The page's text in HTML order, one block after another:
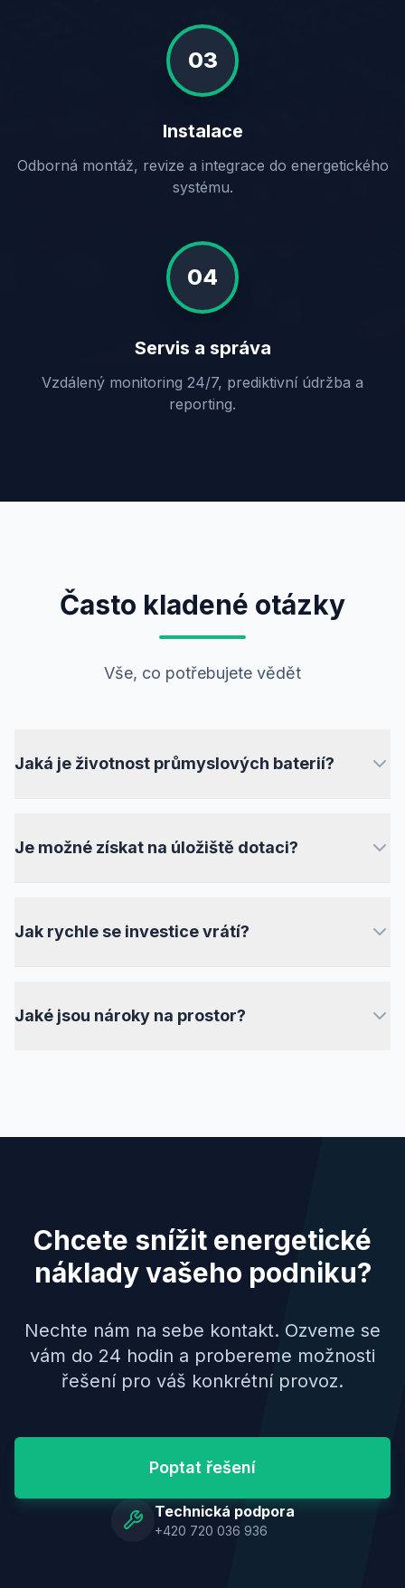
03
Instalace
Odborná montáž, revize a integrace do energetického
systému.
04
Servis a správa
Vzdálený monitoring 24/7, prediktivní údržba a
reporting.
Často kladené otázky
Vše, co potřebujete vědět
Jaká je životnost průmyslových baterií?
provozu odpovídá 15-20 letům při zachování 80 %
Je možné získat na úložiště dotaci?
fondu, které mohou pokrýt až 50 % investičních
Jak rychle se investice vrátí?
a výši získané dotace. Při využití pro peak-shaving
Jaké jsou nároky na prostor?
Chcete snížit energetické
nákladyvašeho podniku?
Nechte nám na sebe kontakt. Ozveme se
vám do 24 hodin a probereme možnosti
řešení pro váš konkrétní provoz.
Poptat řešení
Technická podpora
+420 720 036 936